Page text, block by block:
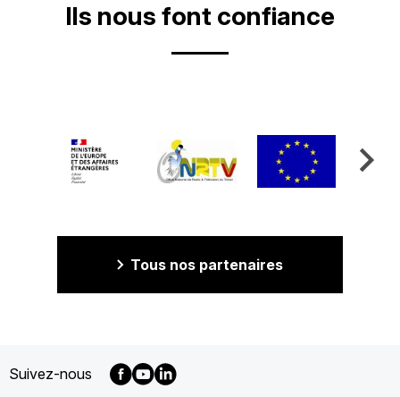
Ils nous font confiance
Tous nos partenaires
Suivez-nous